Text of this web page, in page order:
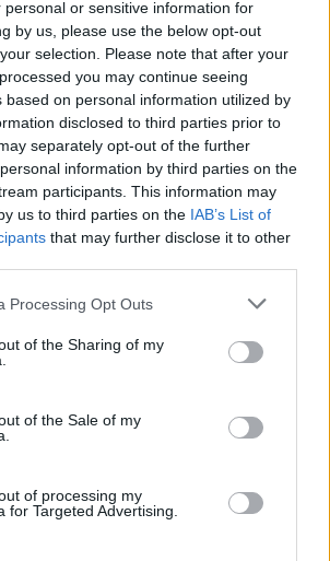
personal or sensitive information for
by us, please use the below opt-out
selection. Please note that after your
you may continue seeing
based on personal information utilized by
disclosed to third parties prior to
separately opt-out of the further
information by third parties on the
participants. This information may
us to third parties on the IAB’s List of
that may further disclose it to other
Processing Opt Outs
of the Sharing of my
of the Sale of my
of processing my
for Targeted Advertising.
ΚΑΘΑΡΙΟΤΗΤΑ ΕΓΚΕΦΑΛΟΣ
ΨΥΧΙΚΗ ΥΓΕΙΑ
ΣΤΗΝ ΙΔΙΑ ΚΑΤΗΓΟΡΙΑ
όσους κάνουν δίαιτα
για cheesecake